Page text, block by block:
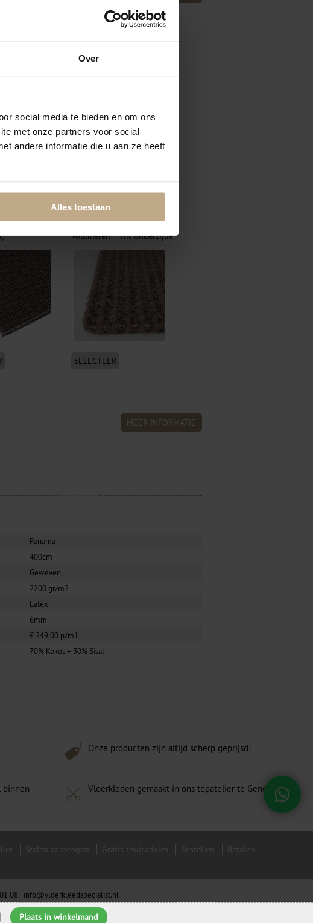
Over
social media te bieden en om ons
met onze partners voor social
andere informatie die u aan ze heeft
Alles toestaan
in verband met de stevigheid. Klik op een
visdraad
Volumeren + vilt onderzijde
SELECTEER
MEER INFORMATIE
Panama
400cm
Geweven
2200 gr/m2
Latex
6mm
€ 249,00 p/m1
70% Kokos + 30% Sisal
Plaats in winkelmand
Onze producten zijn altijd scherp geprijsd!
binnen
Vloerkleden gemaakt in ons topatelier te Genemuiden!
Stalen aanvragen Gratis thuisadvies Bestellen
Betalen
08 | info@vloerkleedspecialist.nl